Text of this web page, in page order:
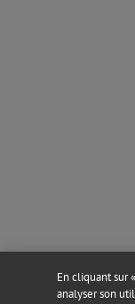
En cliquant sur
analyser son